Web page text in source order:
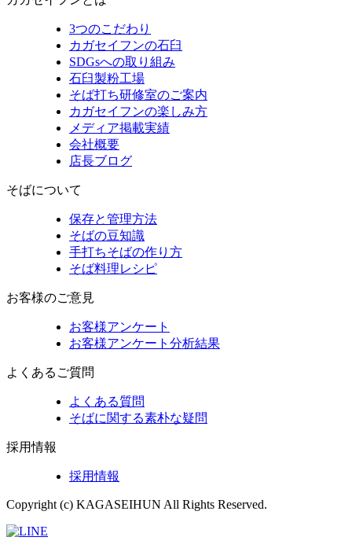
3つのこだわり
カガセイフンの石臼
SDGsへの取り組み
石臼製粉工場
そば打ち研修室のご案内
カガセイフンの楽しみ方
メディア掲載実績
会社概要
店長ブログ
そばについて
保存と管理方法
そばの豆知識
手打ちそばの作り方
そば料理レシピ
お客様のご意見
お客様アンケート
お客様アンケート分析結果
よくあるご質問
よくある質問
そばに関する素朴な疑問
採用情報
採用情報
Copyright (c) KAGASEIHUN All Rights Reserved.